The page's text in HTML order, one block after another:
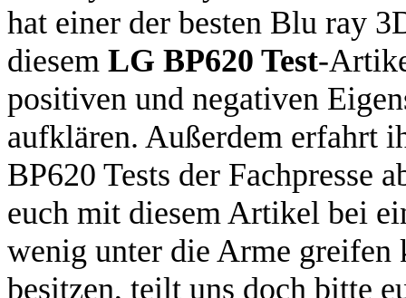
hat einer der besten Blu ray
diesem LG BP620 Test-
positiven und negativen
aufklären. Außerdem erfahrt
BP620 Tests der Fachpresse
euch mit diesem Artikel bei
wenig unter die Arme greifen
besitzen, teilt uns doch bitte